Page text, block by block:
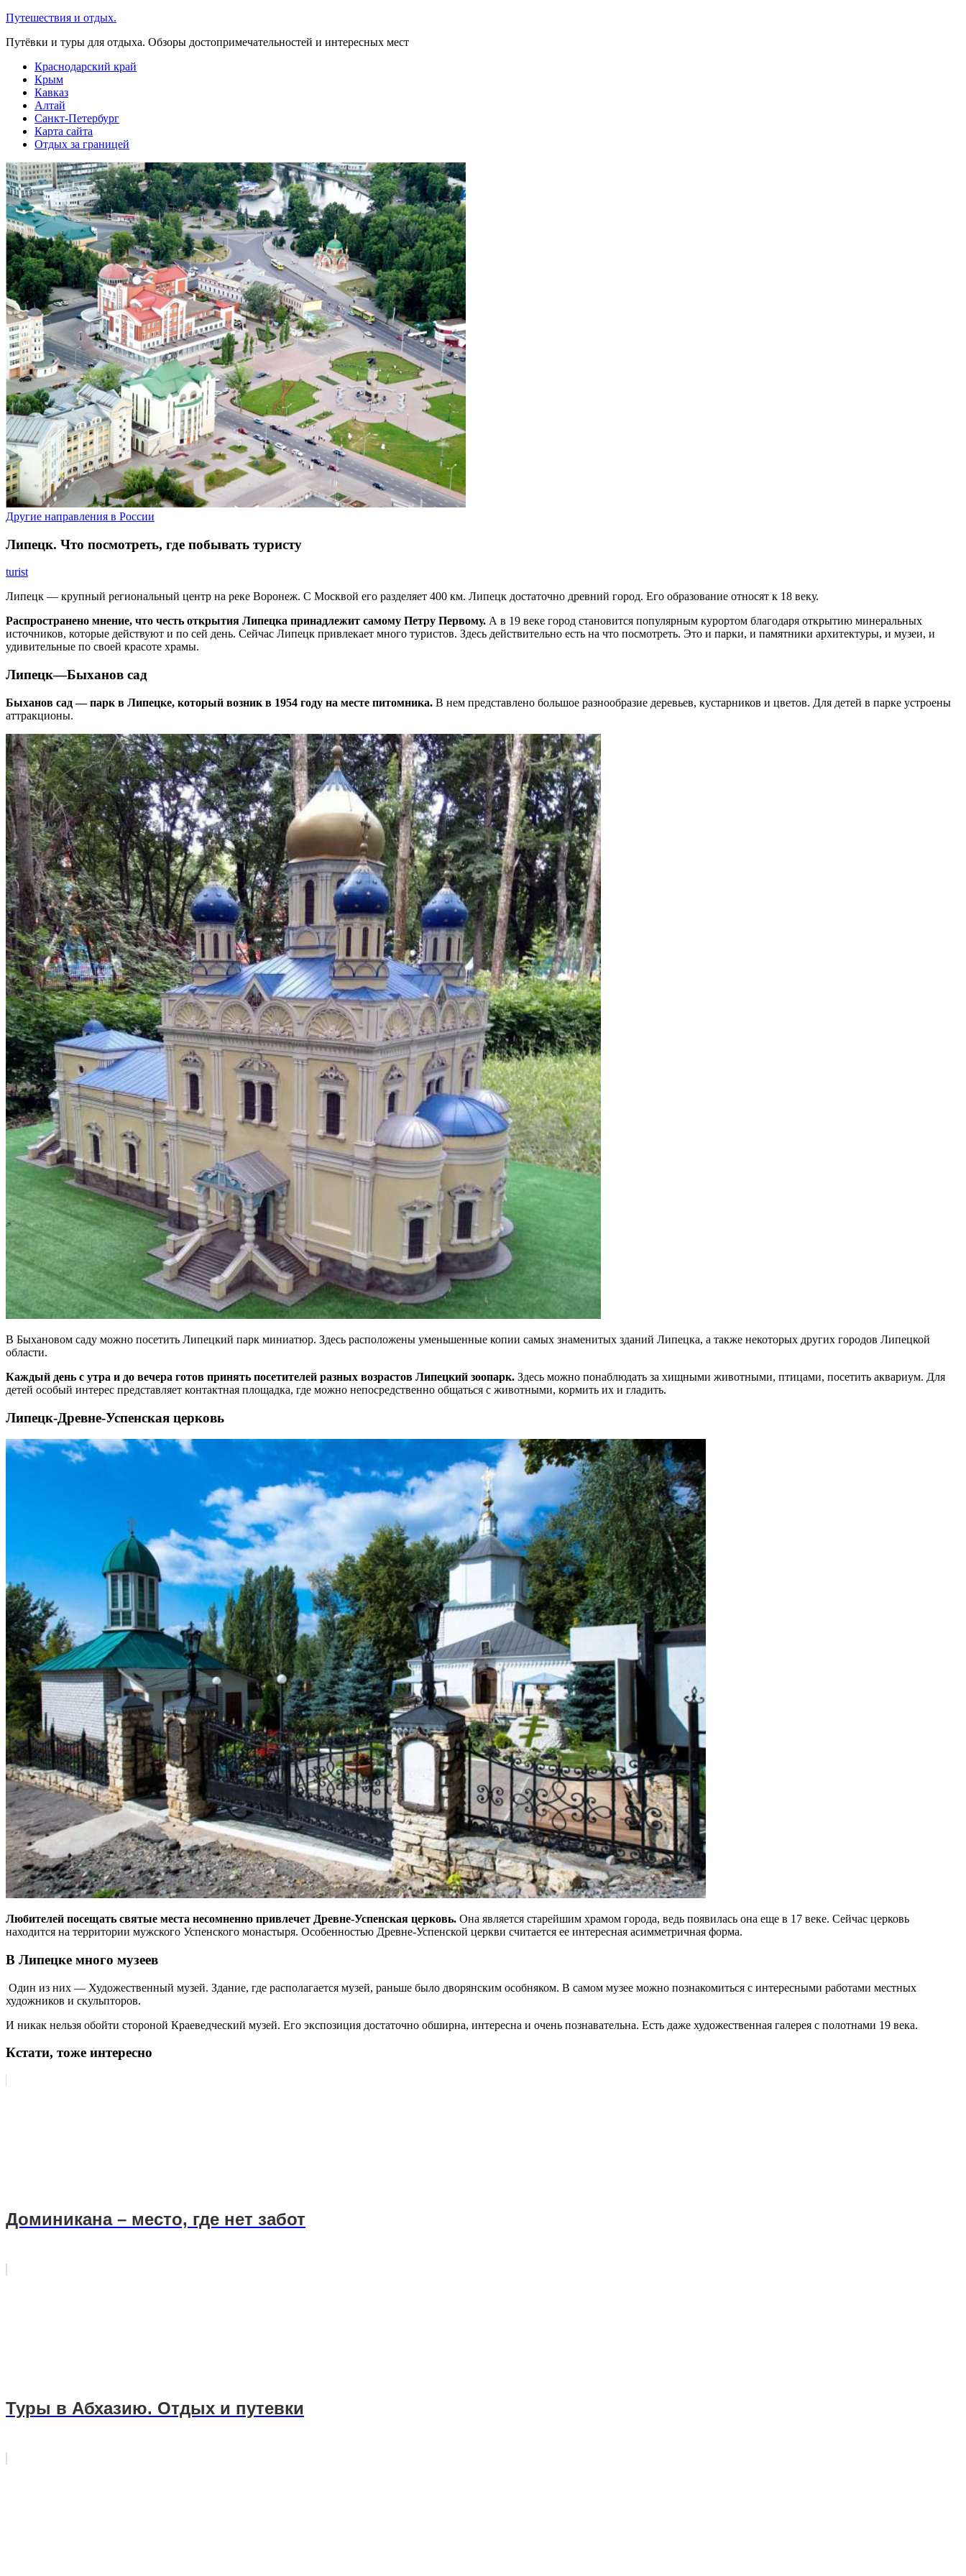
Перейти
содержимому
Путешествия и отдых.
Путёвки и туры для отдыха. Обзоры достопримечательностей и интересных мест
Краснодарский край
Крым
Кавказ
Алтай
Санкт-Петербург
Карта сайта
Отдых за границей
Другие направления в России
Липецк. Что посмотреть, где побывать туристу
turist
Липецк — крупный региональный центр на реке Воронеж. С Москвой его разделяет 400 км. Липецк достаточно древний город. Его образование относят к 18 веку.
Распространено мнение, что честь открытия Липецка принадлежит самому Петру Первому. А в 19 веке город становится популярным курортом благодаря открытию минеральных
источников, которые действуют и по сей день. Сейчас Липецк привлекает много туристов. Здесь действительно есть на что посмотреть. Это и парки, и памятники архитектуры, и музеи, и
удивительные по своей красоте храмы.
Липецк—Быханов сад
Быханов сад — парк в Липецке, который возник в 1954 году на месте питомника. В нем представлено большое разнообразие деревьев, кустарников и цветов. Для детей в парке устроены
аттракционы.
В Быхановом саду можно посетить Липецкий парк миниатюр. Здесь расположены уменьшенные копии самых знаменитых зданий Липецка, а также некоторых других городов Липецкой
области.
Каждый день с утра и до вечера готов принять посетителей разных возрастов Липецкий зоопарк. Здесь можно понаблюдать за хищными животными, птицами, посетить аквариум. Для
детей особый интерес представляет контактная площадка, где можно непосредственно общаться с животными, кормить их и гладить.
Липецк-Древне-Успенская церковь
Любителей посещать святые места несомненно привлечет Древне-Успенская церковь. Она является старейшим храмом города, ведь появилась она еще в 17 веке. Сейчас церковь
находится на территории мужского Успенского монастыря. Особенностью Древне-Успенской церкви считается ее интересная асимметричная форма.
В Липецке много музеев
Один из них — Художественный музей. Здание, где располагается музей, раньше было дворянским особняком. В самом музее можно познакомиться с интересными работами местных
художников и скульпторов.
И никак нельзя обойти стороной Краеведческий музей. Его экспозиция достаточно обширна, интересна и очень познавательна. Есть даже художественная галерея с полотнами 19 века.
Кстати, тоже интересно
Доминикана – место, где нет забот
Туры в Абхазию. Отдых и путевки